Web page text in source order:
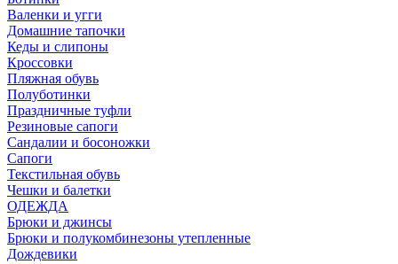
Валенки и угги
Домашние тапочки
Кеды и слипоны
Кроссовки
Пляжная обувь
Полуботинки
Праздничные туфли
Резиновые сапоги
Сандалии и босоножки
Сапоги
Текстильная обувь
Чешки и балетки
ОДЕЖДА
Брюки и джинсы
Брюки и полукомбинезоны утепленные
Дождевики